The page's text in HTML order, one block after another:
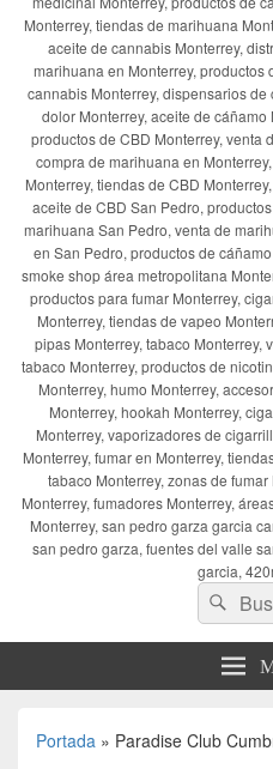
Monterrey, tiendas de marihuana
aceite de cannabis Monterrey,
marihuana en Monterrey, productos
cannabis Monterrey, dispensarios
dolor Monterrey, aceite de
productos de CBD Monterrey, venta
compra de marihuana en
Monterrey, tiendas de CBD
aceite de CBD San Pedro,
marihuana San Pedro, venta de
en San Pedro, productos de
smoke shop área metropolitana
productos para fumar Monterrey,
Monterrey, tiendas de vapeo
pipas Monterrey, tabaco Monterrey,
tabaco Monterrey, productos de
Monterrey, humo Monterrey,
Monterrey, hookah Monterrey,
Monterrey, vaporizadores de
Monterrey, fumar en Monterrey,
tabaco Monterrey, zonas de
Monterrey, fumadores Monterrey,
Monterrey, san pedro garza garcia
san pedro garza, fuentes del valle
garcia,
Buscar
por:
Portada » Paradise Club